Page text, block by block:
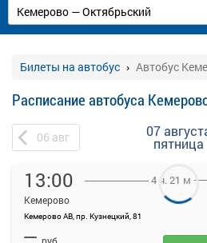
Билеты на автобус Автобус
Расписание автобуса
06 авг 07
пятница
13:00
Кемерово
Кемерово АВ, пр. Кузнецкий, 81
4 ч. 21 м
—
На данной странице вы можете
купить билет онлайн на автобус